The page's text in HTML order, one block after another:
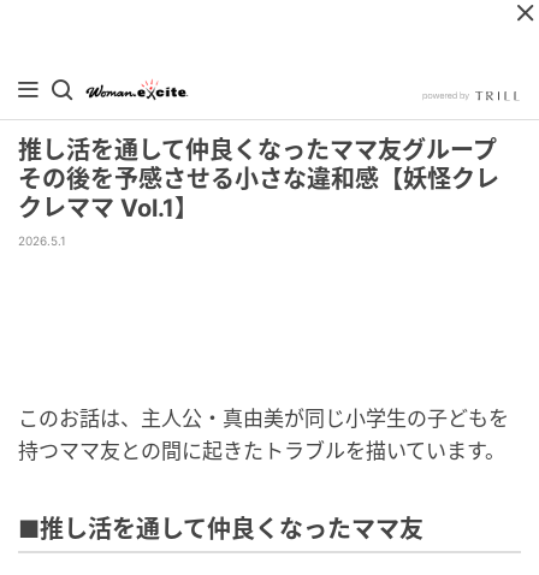
推し活を通して仲良くなったママ友グループ
その後を予感させる小さな違和感【妖怪クレ
クレママ Vol.1】
2026.5.1
このお話は、主人公・真由美が同じ小学生の子どもを
持つママ友との間に起きたトラブルを描いています。
■推し活を通して仲良くなったママ友